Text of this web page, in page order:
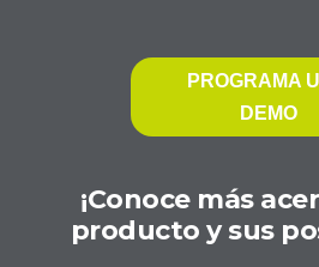
¡Conoce más
producto y sus
PROGRAMA
DEMO